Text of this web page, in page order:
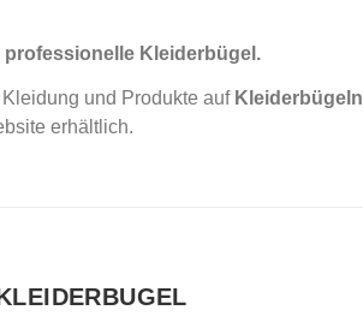
professionelle Kleiderbügel.
und Produkte auf Kleiderbügeln
erhältlich.